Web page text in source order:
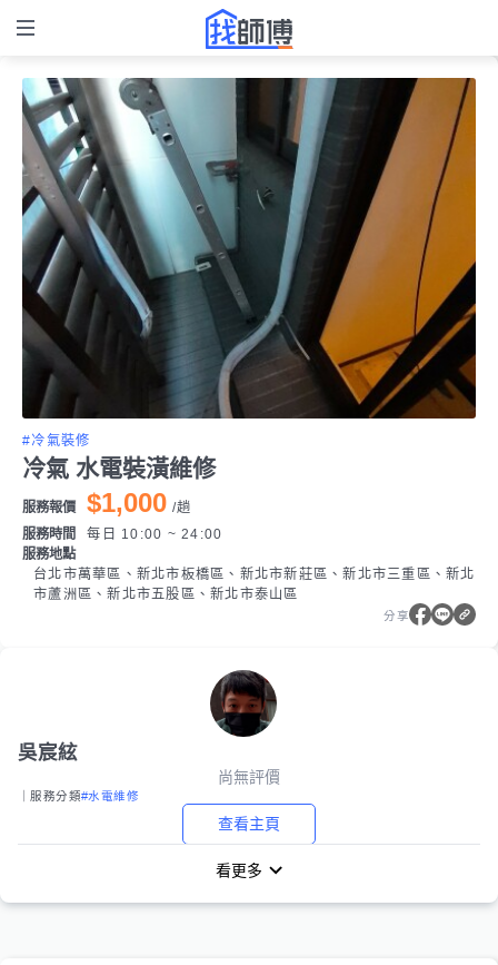
#冷氣裝修
冷氣 水電裝潢維修
服務報價 $1,000 /趟
服務時間
每日 10:00 ~ 24:00
服務地點
台北市萬華區、新北市板橋區、新北市新莊區、新北市三重區、新北
市蘆洲區、新北市五股區、新北市泰山區
分享
吳宸絃
尚無評價
｜服務分類#水電維修
查看主頁
看更多